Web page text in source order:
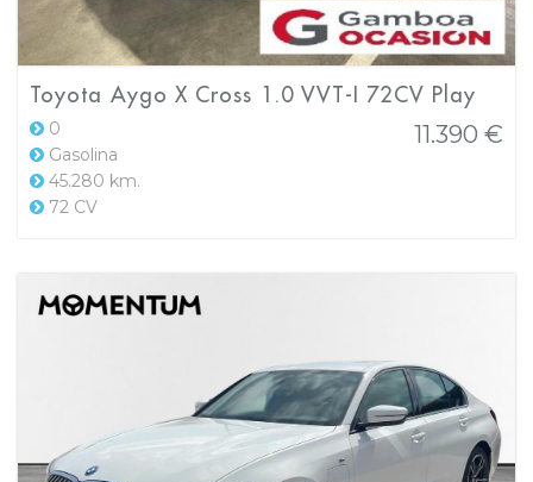
Toyota Aygo X Cross 1.0 VVT-I 72CV Play
0
Gasolina
45.280 km.
72 CV
11.390 €